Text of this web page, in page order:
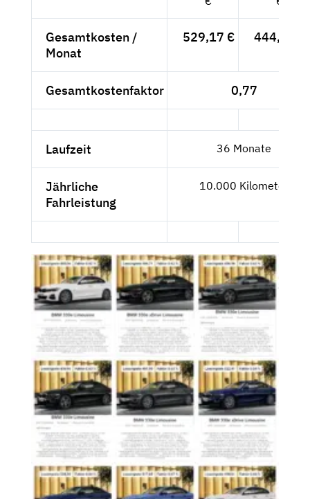
Gesamtkosten /
Monat
529,17 € 444,68 €
Gesamtkostenfaktor 0,77
Laufzeit 36 Monate
Jährliche
Fahrleistung
10.000 Kilometer